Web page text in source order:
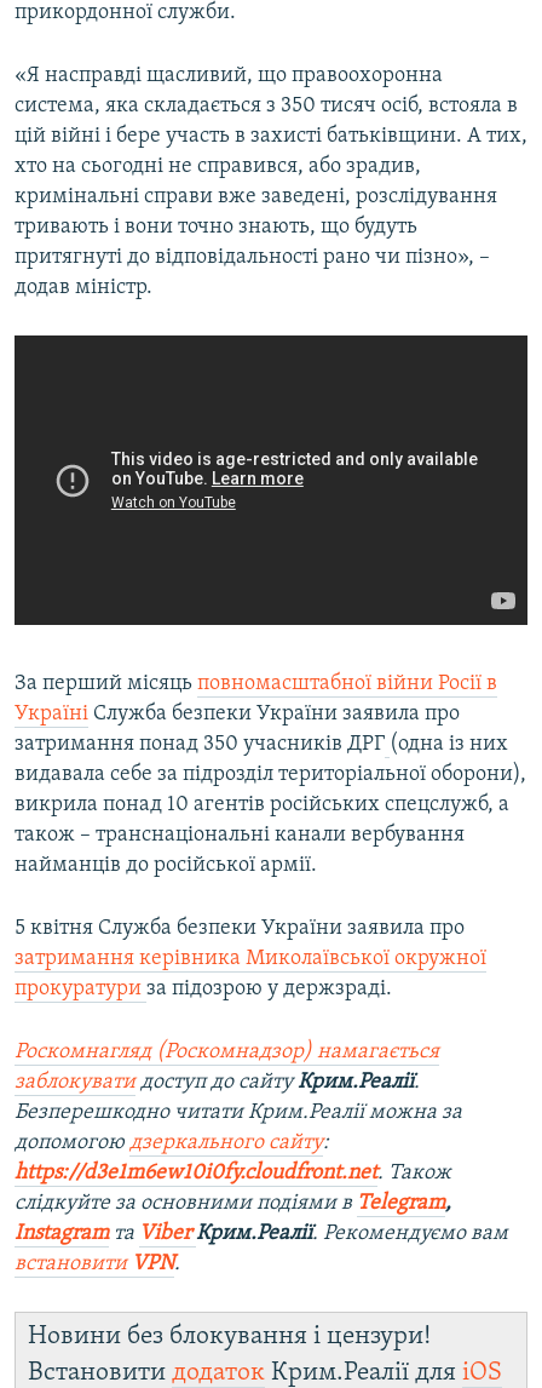
прикордонної служби.
«Я насправді щасливий, що правоохоронна
система, яка складається з 350 тисяч осіб, встояла в
цій війні і бере участь в захисті батьківщини. А тих,
хто на сьогодні не справився, або зрадив,
кримінальні справи вже заведені, розслідування
тривають і вони точно знають, що будуть
притягнуті до відповідальності рано чи пізно», –
додав міністр.
За перший місяць повномасштабної війни Росії в
Україні Служба безпеки України заявила про
затримання понад 350 учасників ДРГ (одна із них
видавала себе за підрозділ територіальної оборони),
викрила понад 10 агентів російських спецслужб, а
також – транснаціональні канали вербування
найманців до російської армії.
5 квітня Служба безпеки України заявила про
затримання керівника Миколаївської окружної
прокуратури за підозрою у держзраді.
Роскомнагляд (Роскомнадзор) намагається
заблокуватидоступ до сайтуКрим.Реалії.
Безперешкодно читати Крим.Реалії можна за
допомогою дзеркального сайту:
https://d3e1m6ew10i0fy.cloudfront.net. Також
слідкуйте за основними подіями в Telegram,
Instagramта ViberКрим.Реалії. Рекомендуємо вам
встановити VPN.
Новини без блокування і цензури!
Встановити додаток Крим.Реалії для iOS